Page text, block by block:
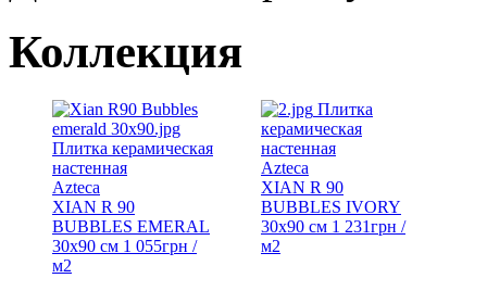
Коллекция
Плитка керамическая
настенная
Azteca
XIAN R 90
BUBBLES EMERAL
30x90 см 1 055грн /
м2
Плитка
керамическая
настенная
Azteca
XIAN R 90
BUBBLES IVORY
30x90 см 1 231грн /
м2